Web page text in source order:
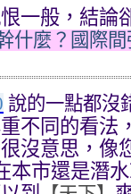
一般，結論
什麼？國際
說的一點都沒
不同的看法
沒意思，像
本市還是潛